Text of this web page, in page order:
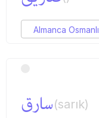
Almanca
سارق(sarık)